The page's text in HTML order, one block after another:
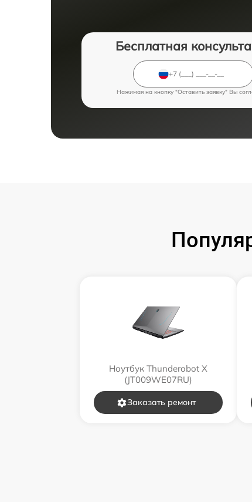
Бесплатная
Нажимая на кнопку "Оставить заявку" Вы
Ноутбук Thunderobot X
(JT009WE07RU)
Заказать ремонт